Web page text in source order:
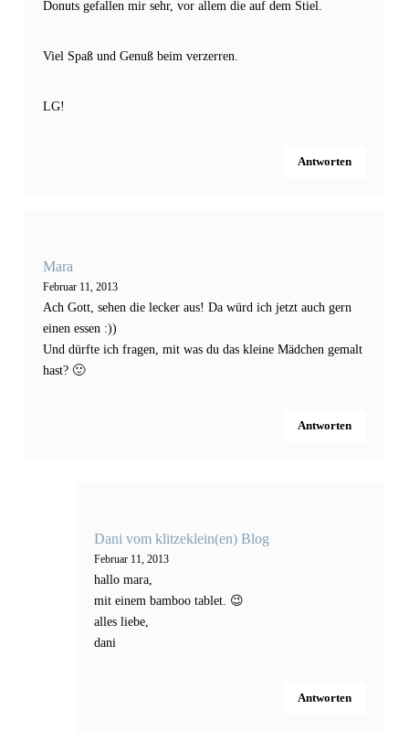
Donuts gefallen mir sehr, vor allem die auf dem Stiel.
Viel Spaß und Genuß beim verzerren.
LG!
Antworten
Mara
Februar 11, 2013
Ach Gott, sehen die lecker aus! Da würd ich jetzt auch gern
einen essen :))
Und dürfte ich fragen, mit was du das kleine Mädchen gemalt
hast? 🙂
Antworten
Dani vom klitzeklein(en) Blog
Februar 11, 2013
hallo mara,
mit einem bamboo tablet. 😉
alles liebe,
dani
Antworten